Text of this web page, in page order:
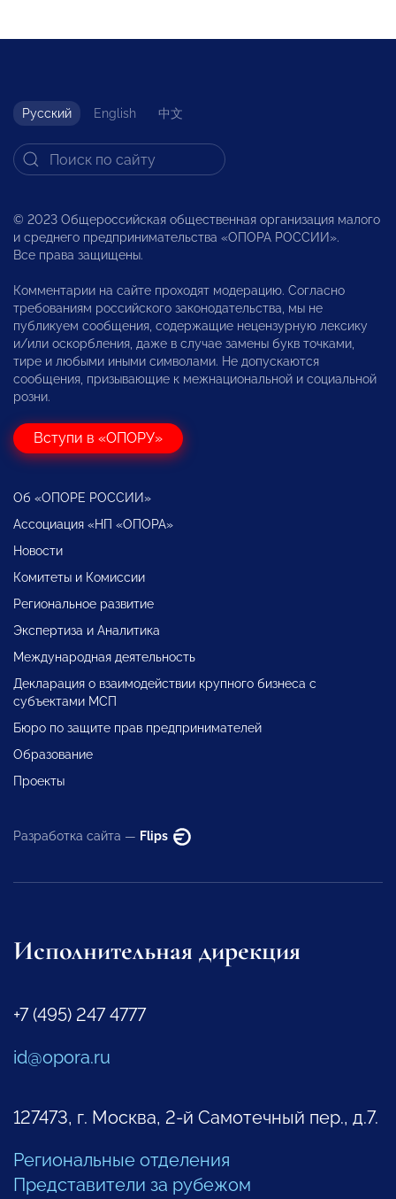
Русский English 中文
© 2023 Общероссийская общественная организация малого
и среднего предпринимательства «ОПОРА РОССИИ».
Все права защищены.
Комментарии на сайте проходят модерацию. Согласно
требованиям российского законодательства, мы не
публикуем сообщения, содержащие нецензурную лексику
и/или оскорбления, даже в случае замены букв точками,
тире и любыми иными символами. Не допускаются
сообщения, призывающие к межнациональной и социальной
розни.
Вступи в «ОПОРУ»
Об «ОПОРЕ РОССИИ»
Ассоциация «НП «ОПОРА»
Новости
Комитеты и Комиссии
Региональное развитие
Экспертиза и Аналитика
Международная деятельность
Декларация о взаимодействии крупного бизнеса с
субъектами МСП
Бюро по защите прав предпринимателей
Образование
Проекты
Разработка сайта — Flips
Исполнительная дирекция
+7 (495) 247 4777
id@opora.ru
127473, г. Москва, 2-й Самотечный пер., д.7.
Региональные отделения
Представители за рубежом